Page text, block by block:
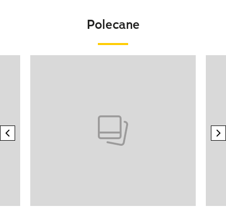
Polecane
previous element